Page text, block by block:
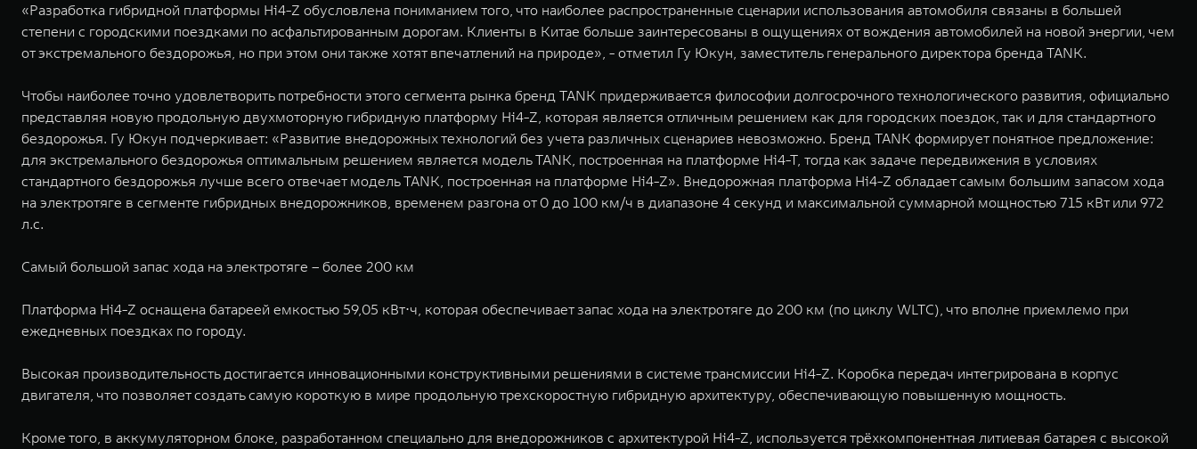
«Разработка гибридной платформы Hi4-Z обусловлена пониманием того, что наиболее распространенные сценарии использования автомобиля связаны в большей
степени с городскими поездками по асфальтированным дорогам. Клиенты в Китае больше заинтересованы в ощущениях от вождения автомобилей на новой энергии, чем
от экстремального бездорожья, но при этом они также хотят впечатлений на природе», - отметил Гу Юкун, заместитель генерального директора бренда TANK.
Чтобы наиболее точно удовлетворить потребности этого сегмента рынка бренд TANK придерживается философии долгосрочного технологического развития, официально
представляя новую продольную двухмоторную гибридную платформу Hi4-Z, которая является отличным решением как для городских поездок, так и для стандартного
бездорожья. Гу Юкун подчеркивает: «Развитие внедорожных технологий без учета различных сценариев невозможно. Бренд TANK формирует понятное предложение:
для экстремального бездорожья оптимальным решением является модель TANK, построенная на платформе Hi4-T, тогда как задаче передвижения в условиях
стандартного бездорожья лучше всего отвечает модель TANK, построенная на платформе Hi4-Z». Внедорожная платформа Hi4-Z обладает самым большим запасом хода
на электротяге в сегменте гибридных внедорожников, временем разгона от 0 до 100 км/ч в диапазоне 4 секунд и максимальной суммарной мощностью 715 кВт или 972
л.с.
Самый большой запас хода на электротяге – более 200 км
Платформа Hi4-Z оснащена батареей емкостью 59,05 кВт⋅ч, которая обеспечивает запас хода на электротяге до 200 км (по циклу WLTC), что вполне приемлемо при
ежедневных поездках по городу.
Высокая производительность достигается инновационными конструктивными решениями в системе трансмиссии Hi4-Z. Коробка передач интегрирована в корпус
двигателя, что позволяет создать самую короткую в мире продольную трехскоростную гибридную архитектуру, обеспечивающую повышенную мощность.
Кроме того, в аккумуляторном блоке, разработанном специально для внедорожников с архитектурой Hi4-Z, используется трёхкомпонентная литиевая батарея с высокой